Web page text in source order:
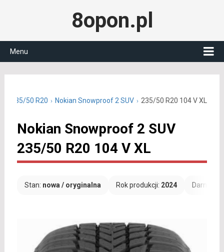
8opon.pl
Menu
235/50 R20 Nokian Snowproof 2 SUV 235/50 R20 104 V XL
Nokian Snowproof 2 SUV
235/50 R20 104 V XL
Stan: nowa / oryginalna Rok produkcji: 2024